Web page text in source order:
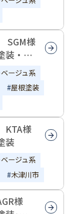
SGM様
・屋
ージュ系
屋根塗装
様
装
ージュ系
木津川市
様